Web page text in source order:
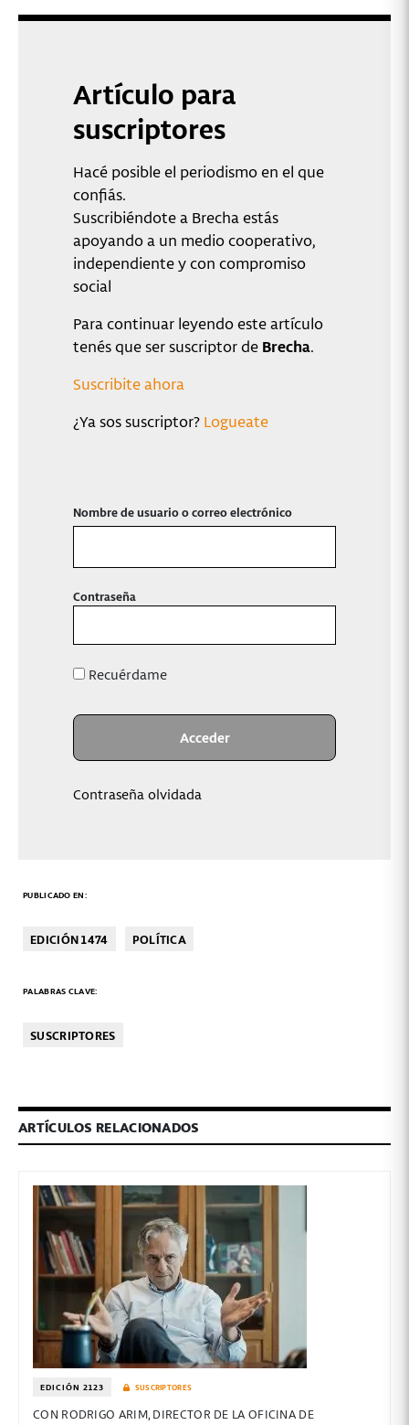
Artículo para
suscriptores
Hacé posible el periodismo en el que
confiás.
Suscribiéndote a Brecha estás
apoyando a un medio cooperativo,
independiente y con compromiso
social
Para continuar leyendo este artículo
tenés que ser suscriptor de Brecha.
Suscribite ahora
¿Ya sos suscriptor? Logueate
Nombre de usuario o correo electrónico
Contraseña
Recuérdame
Contraseña olvidada
PUBLICADO EN:
EDICIÓN 1474 POLÍTICA
PALABRAS CLAVE:
SUSCRIPTORES
ARTÍCULOS RELACIONADOS
EDICIÓN 2123 SUSCRIPTORES
CON RODRIGO ARIM, DIRECTOR DE LA OFICINA DE